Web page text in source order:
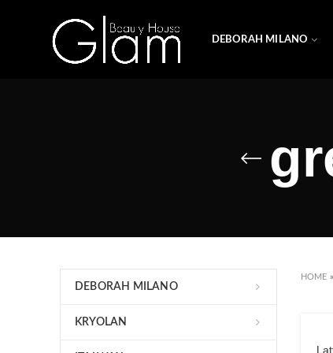
DEBORAH MILANO
HOME »
DEBORAH MILANO
KRYOLAN